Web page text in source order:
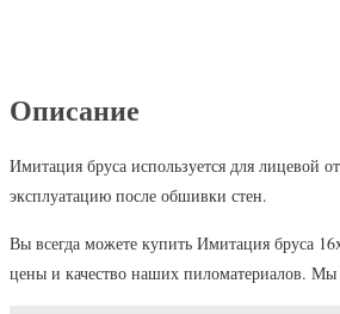
Описание
Имитация бруса используется для лицевой
эксплуатацию после обшивки стен.
Вы всегда можете купить Имитация бруса
цены и качество наших пиломатериалов.